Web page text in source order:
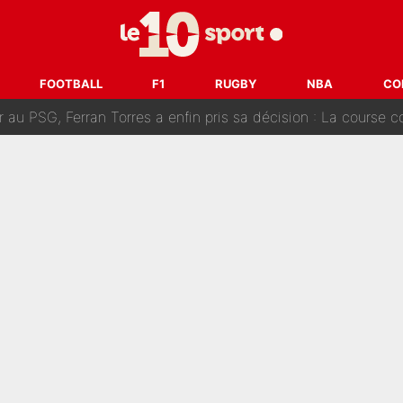
FOOTBALL F1 RUGBY NBA
Rodri va trahir le Real Madrid : Le Ballon d'Or a choisi de
la logique derrière la concordance des temps
au PSG, Ferran Torres a enfin pris sa décision : La course